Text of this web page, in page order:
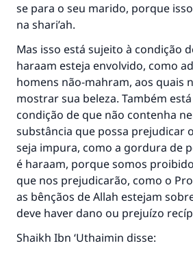
se para o seu marido, porque
na shari’ah.
Mas isso está sujeito à condição
haraam esteja envolvido, como
homens não-mahram, aos quais
mostrar sua beleza. Também
condição de que não contenha
substância que possa prejudicar
seja impura, como a gordura de
é haraam, porque somos
que nos prejudicarão, como o
as bênçãos de Allah estejam
deve haver dano ou prejuízo
Shaikh Ibn ‘Uthaimin disse: